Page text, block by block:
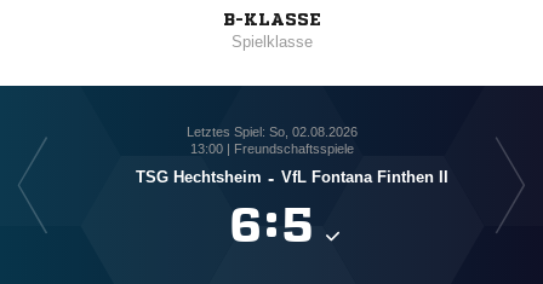
B-KLASSE
Spielklasse
Letztes Spiel: So, 02.08.2026
13:00 | Freundschaftsspiele
TSG Hechtsheim - VfL Fontana Finthen II
: